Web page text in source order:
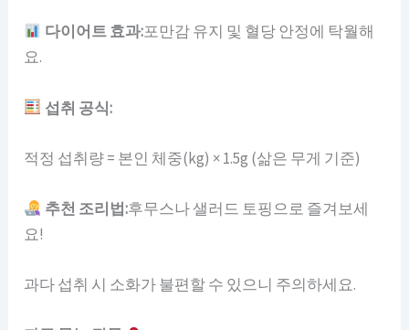
다이어트 효과:포만감 유지 및 혈당 안정에 탁월해
요.
섭취 공식:
적정 섭취량 = 본인 체중(kg) × 1.5g (삶은 무게 기준)
추천 조리법:후무스나 샐러드 토핑으로 즐겨보세
요!
과다 섭취 시 소화가 불편할 수 있으니 주의하세요.